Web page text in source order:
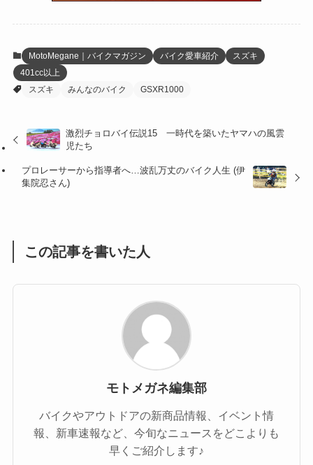
(47)
(16)
(1)
MotoMegane｜バイクマガジン バイク愛車紹介
スズキ
401cc以上
スズキ
みんなのバイク GSXR1000
激烈チョロバイ伝説15 一時代を築いたヤマハの風雲
児たち
プロレーサーから指導者へ…波乱万丈のバイク人生 (伊
集院忍さん)
この記事を書いた人
モトメガネ編集部
バイクやアウトドアの新商品情報、イベント情
報、新車速報など、今旬なニュースをどこよりも
早くご紹介します♪